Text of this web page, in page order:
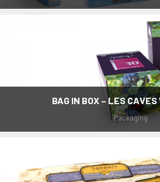
BAG IN BOX – LES
Packaging